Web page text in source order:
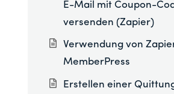
E-Mail mit Coupon-
versenden (Zapier)
Verwendung von
MemberPress
Erstellen einer